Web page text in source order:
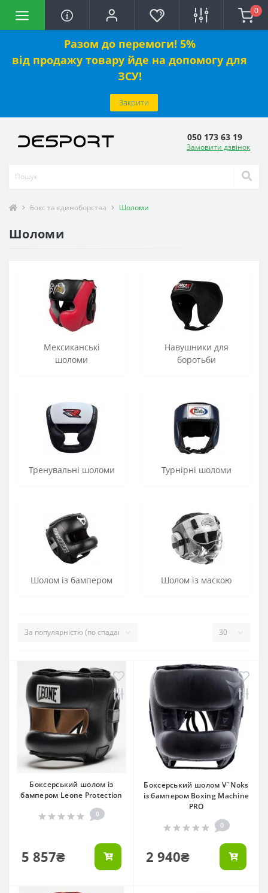
Разом до перемоги! 5%
від продажу товару йде на допомогу для
ЗСУ!
Закрити
0
050 173 63 19
Замовити дзвінок
Бокс та єдиноборства Шоломи
Шоломи
Мексиканські
шоломи
Навушники для
боротьби
Тренувальні шоломи Турнірні шоломи
Шолом із бампером Шолом із маскою
Боксерський шолом із
бампером Leone Protection
0
5 857₴
Боксерський шолом V`Noks
із бампером Boxing Machine
PRO
0
2 940₴